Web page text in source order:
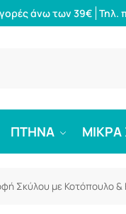
άνω των 39€ Τηλ.
ΠΤΗΝΑ
Σκύλου με Κοτόπουλο &